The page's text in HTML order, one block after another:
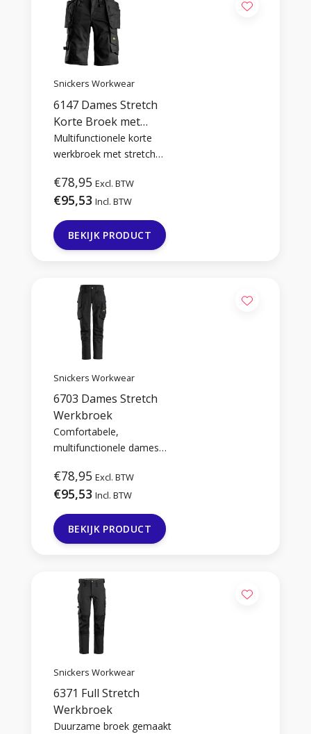
Snickers Workwear
6147 Dames Stretch
Korte Broek met
Holsterzakken
Multifunctionele korte
werkbroek met stretch
met holsterzakken.
Beschikbaar in 2 kleuren
en in de maten 32 t/m 54.
€78,95 Excl. BTW
€95,53 Incl. BTW
BEKIJK PRODUCT
Snickers Workwear
6703 Dames Stretch
Werkbroek
Comfortabele,
multifunctionele dames
stretch stof.
€78,95 Excl. BTW
€95,53 Incl. BTW
BEKIJK PRODUCT
Snickers Workwear
6371 Full Stretch
Werkbroek
Duurzame broek gemaakt